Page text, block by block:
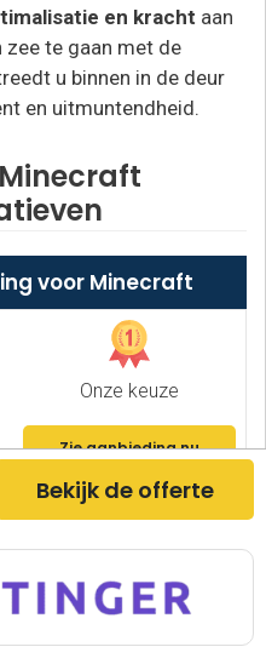
en kracht aan
zee te gaan met de
u binnen in de deur
en uitmuntendheid.
voor Minecraft
Onze keuze
Zie aanbieding nu
Uitzonderlijke kwaliteit
Bekijk de offerte
Bekijk de offerte